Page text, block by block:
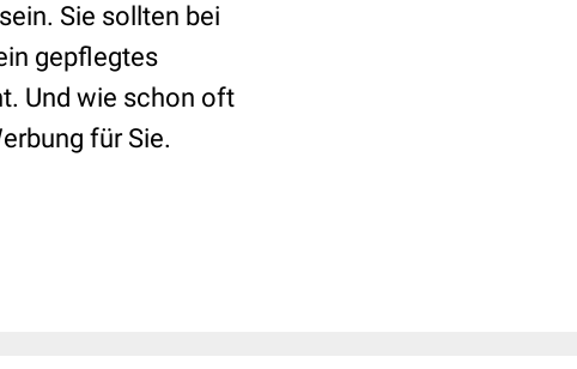
Sie sollten bei
gepflegtes
Und wie schon oft
für Sie.